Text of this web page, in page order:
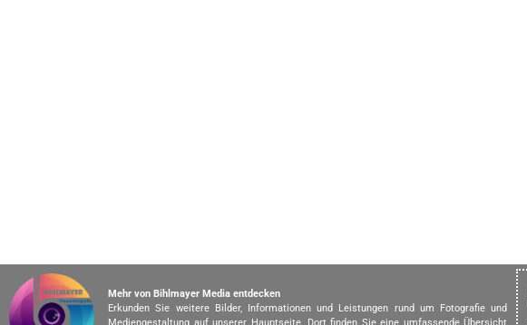
Mehr von Bihlmayer Media entdecken
Erkunden Sie weitere Bilder, Informationen und Leistungen rund um Fotografie und
Mediengestaltung auf unserer Hauptseite. Dort finden Sie eine umfassende Übersicht